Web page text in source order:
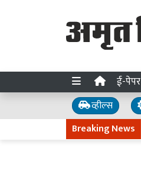
ई-पेपर
व्हील्स
Breaking News